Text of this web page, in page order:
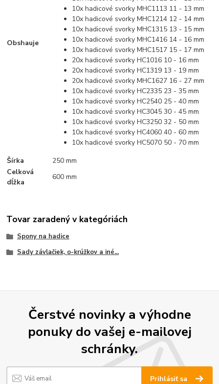
Obshauje
10x hadicové svorky MHC1113 11 - 13 mm
10x hadicové svorky MHC1214 12 - 14 mm
10x hadicové svorky MHC1315 13 - 15 mm
10x hadicové svorky MHC1416 14 - 16 mm
10x hadicové svorky MHC1517 15 - 17 mm
20x hadicové svorky HC1016 10 - 16 mm
20x hadicové svorky HC1319 13 - 19 mm
20x hadicové svorky MHC1627 16 - 27 mm
10x hadicové svorky HC2335 23 - 35 mm
10x hadicové svorky HC2540 25 - 40 mm
10x hadicové svorky HC3045 30 - 45 mm
10x hadicové svorky HC3250 32 - 50 mm
10x hadicové svorky HC4060 40 - 60 mm
10x hadicové svorky HC5070 50 - 70 mm
Šírka
250 mm
Celková
dĺžka
600 mm
Tovar zaradený v kategóriách
Spony na hadice
Sady závlačiek, o-krúžkov a iné...
Čerstvé novinky a výhodne
ponuky do vašej e-mailovej
schránky.
Prihlásiť sa